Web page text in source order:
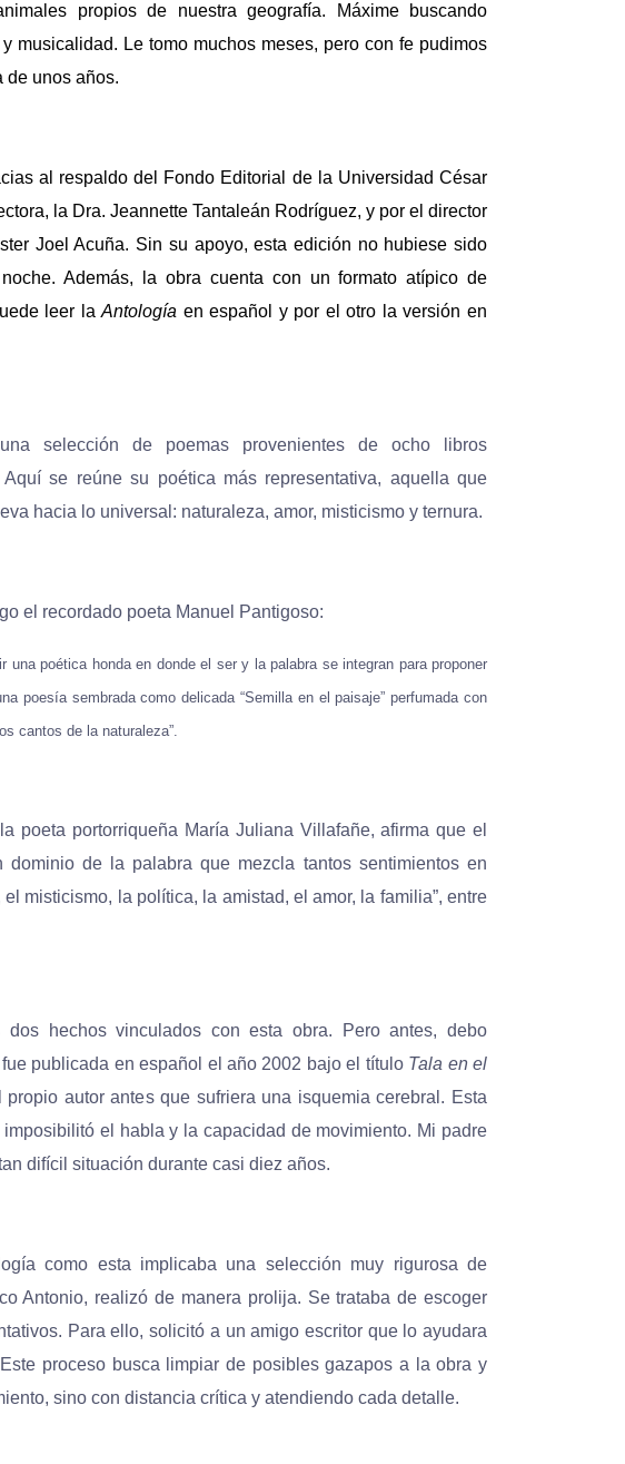
propios de nuestra geografía. Máxime buscando
musicalidad. Le tomo muchos meses, pero con fe pudimos
de unos años.
al respaldo del Fondo Editorial de la Universidad César
la Dra. Jeannette Tantaleán Rodríguez, y por el director
Joel Acuña. Sin su apoyo, esta edición no hubiese sido
Además, la obra cuenta con un formato atípico de
leer laAntología en español y por el otro la versión en
selección de poemas provenientes de ocho libros
Aquí se reúne su poética más representativa, aquella que
hacia lo universal: naturaleza, amor, misticismo y ternura.
el recordado poeta Manuel Pantigoso:
poética honda en donde el ser y la palabra se integran para proponer
poesía sembrada como delicada “Semilla en el paisaje” perfumada con
cantos de la naturaleza”.
poeta portorriqueña María Juliana Villafañe, afirma que el
dominio de la palabra que mezcla tantos sentimientos en
misticismo, la política, la amistad, el amor, la familia”, entre
dos hechos vinculados con esta obra. Pero antes, debo
publicada en español el año 2002 bajo el título Tala en el
propio autor antes que sufriera una isquemia cerebral. Esta
el habla y la capacidad de movimiento. Mi padre
difícil situación durante casi diez años.
como esta implicaba una selección muy rigurosa de
Antonio, realizó de manera prolija. Se trataba de escoger
Para ello, solicitó a un amigo escritor que lo ayudara
proceso busca limpiar de posibles gazapos a la obra y
sino con distancia crítica y atendiendo cada detalle.